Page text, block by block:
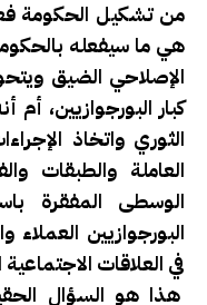
من تشكيل الحكومة
هي ما سيفعله
الإصلاحي الضيق
كبار البورجوازيين،
الثوري واتخاذ
العاملة والطبقات
الوسطى المفقرة
البورجوازيين
في العلاقات
هذا هو السؤال